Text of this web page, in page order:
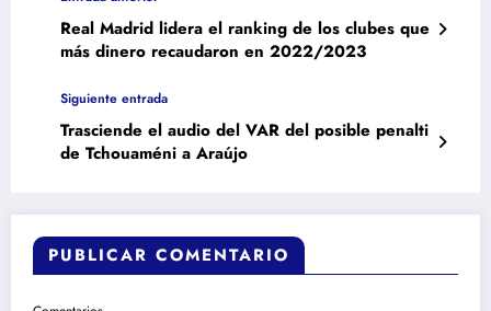
Real Madrid lidera el ranking de los clubes que
más dinero recaudaron en 2022/2023
Siguiente entrada
Trasciende el audio del VAR del posible penalti
de Tchouaméni a Araújo
PUBLICAR COMENTARIO